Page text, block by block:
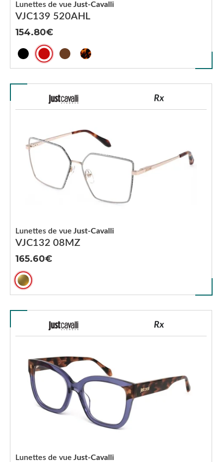
VJC139 520AHL
Lunettes de vue Just-Cavalli
154.80
VJC132 08MZ
Lunettes de vue Just-Cavalli
165.60
Lunettes de vue Just-Cavalli